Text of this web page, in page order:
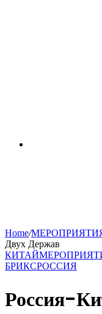
Home/
Двух Держав
КИТАЙ
БРИКСРОССИЯ
Россия-